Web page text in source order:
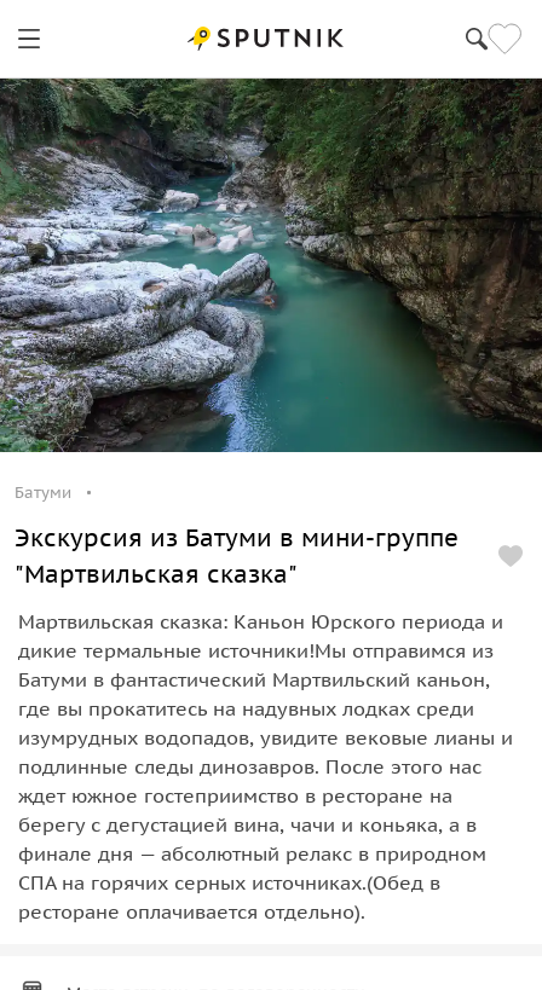
Батуми
Экскурсия из Батуми в мини-группе
"Мартвильская сказка"
Мартвильская сказка: Каньон Юрского периода и
дикие термальные источники!Мы отправимся из
Батуми в фантастический Мартвильский каньон,
где вы прокатитесь на надувных лодках среди
изумрудных водопадов, увидите вековые лианы и
подлинные следы динозавров. После этого нас
ждет южное гостеприимство в ресторане на
берегу с дегустацией вина, чачи и коньяка, а в
финале дня — абсолютный релакс в природном
СПА на горячих серных источниках.(Обед в
ресторане оплачивается отдельно).